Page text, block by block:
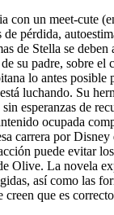
con un meet-cute
de pérdida,
de Stella se deben
su padre, sobre el
lo antes posible
luchando. Su
esperanzas de
ocupada
carrera por
puede evitar
Olive. La novela
así como las
creen que es